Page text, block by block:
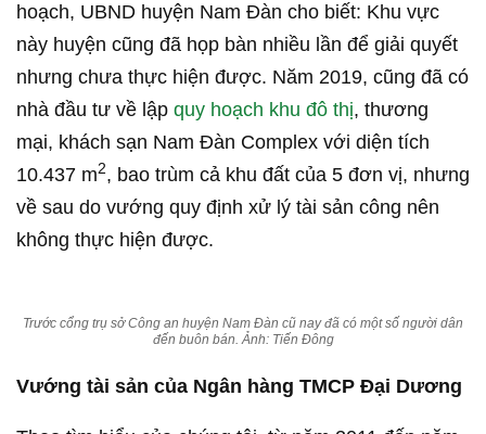
hoạch, UBND huyện Nam Đàn cho biết: Khu vực
này huyện cũng đã họp bàn nhiều lần để giải quyết
nhưng chưa thực hiện được. Năm 2019, cũng đã có
nhà đầu tư về lập quy hoạch khu đô thị, thương
mại, khách sạn Nam Đàn Complex với diện tích
10.437 m2, bao trùm cả khu đất của 5 đơn vị, nhưng
về sau do vướng quy định xử lý tài sản công nên
không thực hiện được.
Trước cổng trụ sở Công an huyện Nam Đàn cũ nay đã có một số người dân
đến buôn bán. Ảnh: Tiến Đông
Vướng tài sản của Ngân hàng TMCP Đại Dương